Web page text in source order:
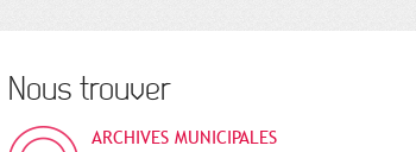
Nous trouver
ARCHIVES MUNICIPALES